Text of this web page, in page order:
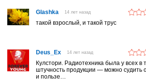
страной. В 30-х была великая
друг друга голодухи, а у нас была
крестьяне получали образование и
Glashka 14 лет назад
такой взрослый, и такой трус
Deus_Ex 14 лет назад
Кулстори. Радиотехника была у всех в
штучность продукции — можно судить
и пользе…